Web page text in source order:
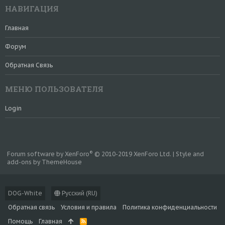
НАВИГАЦИЯ
Главная
Форум
Обратная Связь
МЕНЮ ПОЛЬЗОВАТЕЛЯ
Login
DOG-White
Русский (RU)
Обратная связь
Условия и правила
Политика конфиденциальности
Помощь
Главная
R
Forum software by XenForo® © 2010-2019 XenForo Ltd. | Style and
add-ons by ThemeHouse